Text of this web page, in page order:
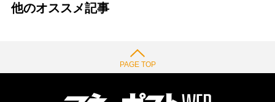
他のオススメ記事
PAGE TOP